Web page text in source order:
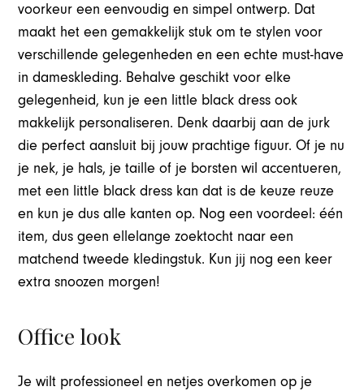
voorkeur een eenvoudig en simpel ontwerp. Dat
maakt het een gemakkelijk stuk om te stylen voor
verschillende gelegenheden en een echte must-have
in dameskleding. Behalve geschikt voor elke
gelegenheid, kun je een little black dress ook
makkelijk personaliseren. Denk daarbij aan de jurk
die perfect aansluit bij jouw prachtige figuur. Of je nu
je nek, je hals, je taille of je borsten wil accentueren,
met een little black dress kan dat is de keuze reuze
en kun je dus alle kanten op. Nog een voordeel: één
item, dus geen ellelange zoektocht naar een
matchend tweede kledingstuk. Kun jij nog een keer
extra snoozen morgen!
Office look
Je wilt professioneel en netjes overkomen op je